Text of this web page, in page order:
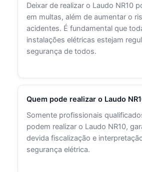
Deixar de realizar o Laudo NR10
em multas, além de aumentar o
acidentes. É fundamental que
instalações elétricas estejam
segurança de todos.
Quem pode realizar o Laudo
Somente profissionais
podem realizar o Laudo NR10,
devida fiscalização e
segurança elétrica.